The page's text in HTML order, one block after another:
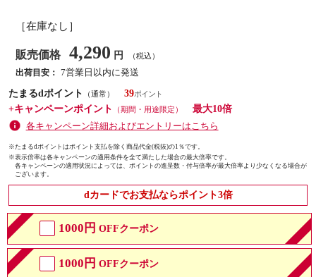
［在庫なし］
販売価格 4,290 円 （税込）
出荷目安： 7営業日以内に発送
たまるdポイント
（通常）
39
+キャンペーンポイント
（期間・用途限定）
最大10倍
各キャンペーン詳細およびエントリーはこちら
※たまるdポイントはポイント支払を除く商品代金(税抜)の1％です。
※表示倍率は各キャンペーンの適用条件を全て満たした場合の最大倍率です。
各キャンペーンの適用状況によっては、ポイントの進呈数・付与倍率が最大倍率より少なくなる場合が
ございます。
dカードでお支払ならポイント3倍
1000円 OFFクーポン
1000円 OFFクーポン